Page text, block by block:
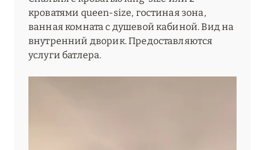
кроватями queen-size, гостиная зона,
ванная комната с душевой кабиной. Вид на
внутренний дворик. Предоставляются
услуги батлера.